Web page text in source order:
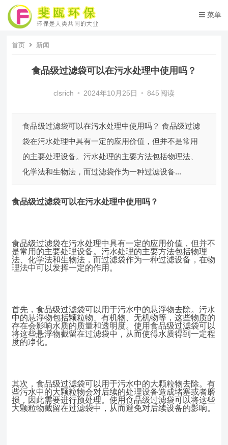
菜单
首页 新闻
食品级过滤袋可以在污水处理中使用吗？
clsrich • 2024年10月25日 • 845 阅读
食品级过滤袋可以在污水处理中使用吗？ 食品级过滤
袋在污水处理中具有一定的应用价值，但并不是常用
的主要处理设备。污水处理的主要方法包括物理法、
化学法和生物法，而过滤袋作为一种过滤设备...
食品级过滤袋可以在污水处理中使用吗 ？
食品级过滤袋在污水处理中具有一定的应用价值，但并不
是常用的主要处理设备。污水处理的主要方法包括物理
法、化学法和生物法，而过滤袋作为一种过滤设备，在物
理法中可以发挥一定的作用。
首先，食品级过滤袋可以用于污水中的悬浮物去除。污水
中的悬浮物包括颗粒物、有机物、无机物等，这些物质的
存在会影响水质的质量和透明度。使用食品级过滤袋可以
将这些悬浮物截留在过滤袋中，从而使得水质得到一定程
度的净化。
其次，食品级过滤袋可以用于污水中的大颗粒物去除。有
些污水中的大颗粒物会对后续的处理设备造成堵塞或者磨
损，因此需要进行预处理。使用食品级过滤袋可以将这些
大颗粒物截留在过滤袋中，从而避免对后续设备的影响。